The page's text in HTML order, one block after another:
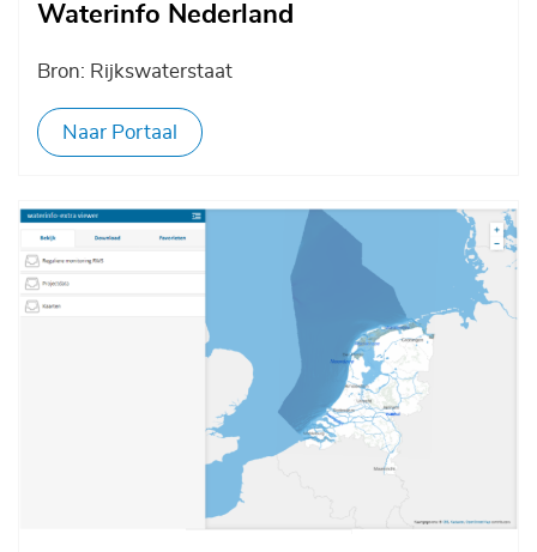
Waterinfo Nederland
Bron: Rijkswaterstaat
Naar Portaal
Afbeelding